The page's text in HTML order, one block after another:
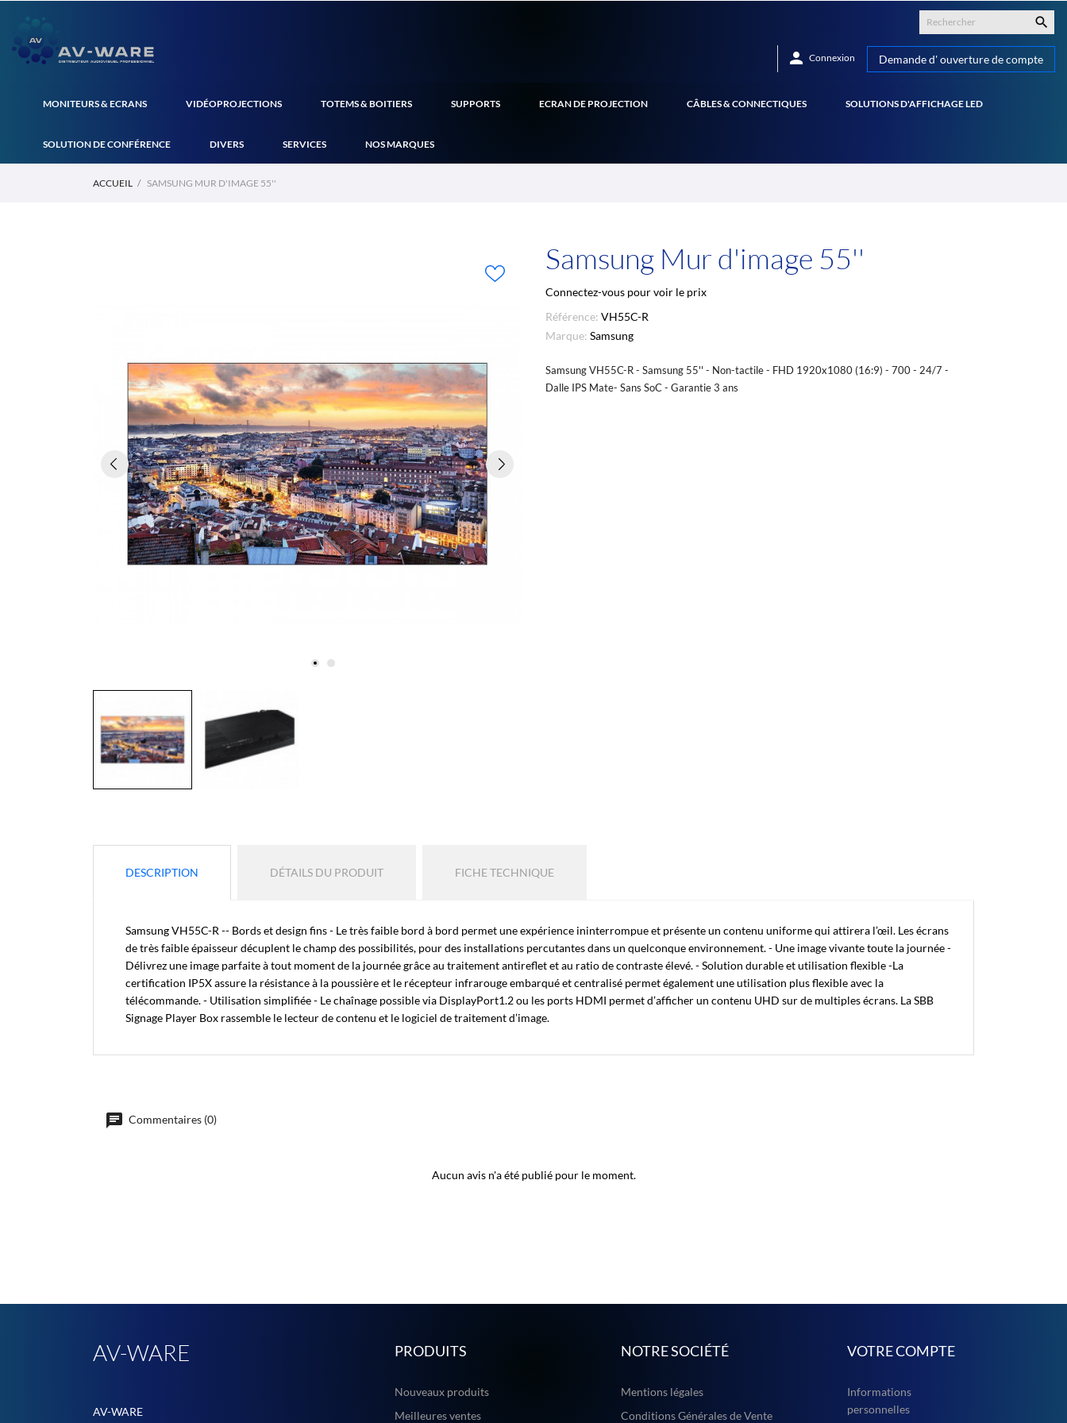

 Connexion Demande d' ouverture de compte
MONITEURS & ECRANS VIDÉOPROJECTIONS TOTEMS & BOITIERS SUPPORTS ECRAN DE PROJECTION CÂBLES & CONNECTIQUES SOLUTIONS D'AFFICHAGE LED
SOLUTION DE CONFÉRENCE DIVERS SERVICES NOS MARQUES
ACCUEIL SAMSUNG MUR D'IMAGE 55''
Samsung Mur d'image 55''
Connectez-vous pour voir le prix
Référence: VH55C-R
Marque: Samsung
Samsung VH55C-R - Samsung 55'' - Non-tactile - FHD 1920x1080 (16:9) - 700 - 24/7 -
Dalle IPS Mate- Sans SoC - Garantie 3 ans
DESCRIPTION DÉTAILS DU PRODUIT FICHE TECHNIQUE
Samsung VH55C-R -- Bords et design fins - Le très faible bord à bord permet une expérience ininterrompue et présente un contenu uniforme qui attirera l’œil. Les écrans
de très faible épaisseur décuplent le champ des possibilités, pour des installations percutantes dans un quelconque environnement. - Une image vivante toute la journée -
Délivrez une image parfaite à tout moment de la journée grâce au traitement antireflet et au ratio de contraste élevé. - Solution durable et utilisation flexible -La
certification IP5X assure la résistance à la poussière et le récepteur infrarouge embarqué et centralisé permet également une utilisation plus flexible avec la
télécommande. - Utilisation simplifiée - Le chaînage possible via DisplayPort1.2 ou les ports HDMI permet d’afficher un contenu UHD sur de multiples écrans. La SBB
Signage Player Box rassemble le lecteur de contenu et le logiciel de traitement d’image.
Commentaires (0)
Aucun avis n'a été publié pour le moment.
AV-WARE
AV-WARE
PRODUITS
Nouveaux produits
Meilleures ventes
NOTRE SOCIÉTÉ
Mentions légales
Conditions Générales de Vente
VOTRE COMPTE
Informations
personnelles